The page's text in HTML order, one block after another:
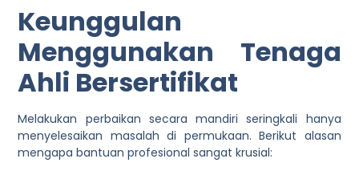
Keunggulan
Menggunakan Tenaga
Ahli Bersertifikat
Melakukan perbaikan secara mandiri seringkali hanya
menyelesaikan masalah di permukaan. Berikut alasan
mengapa bantuan profesional sangat krusial: